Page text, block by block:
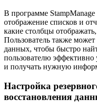
В программе StampManage
отображение списков и
какие столбцы
Пользователь также
данных, чтобы быстро
пользователю эффективно
и получать нужную
Настройка
восстановления